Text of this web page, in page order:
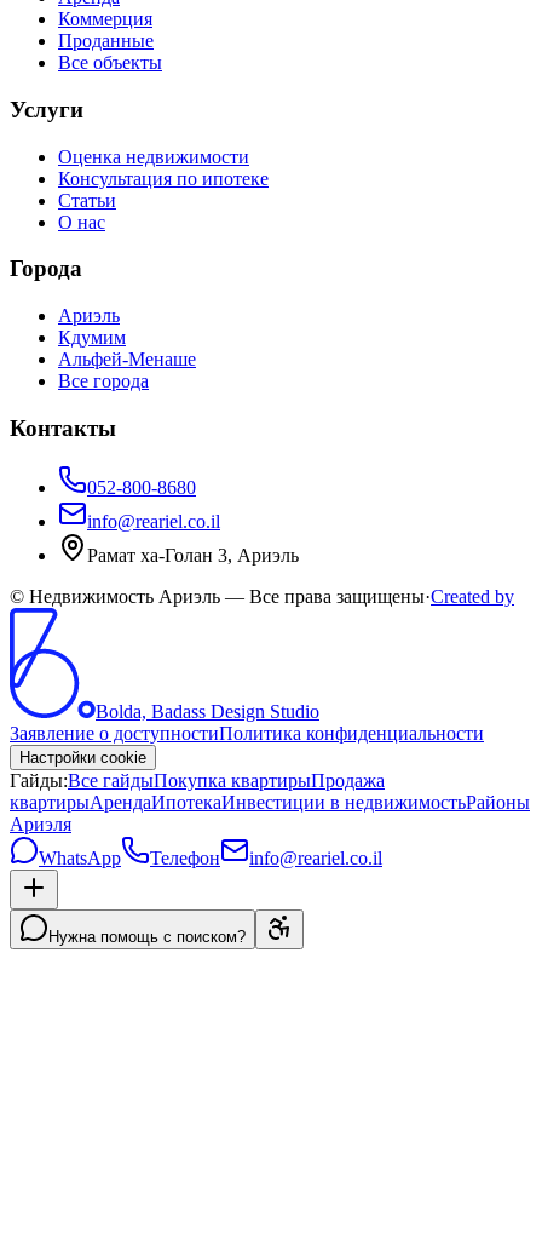
Коммерция
Проданные
Все объекты
Услуги
Оценка недвижимости
Консультация по ипотеке
Статьи
О нас
Города
Ариэль
Кдумим
Альфей-Менаше
Все города
Контакты
052-800-8680
info@reariel.co.il
Рамат ха-Голан 3, Ариэль
© Недвижимость Ариэль — Все права защищены·Created by
Bolda, Badass Design Studio
Заявление о доступностиПолитика конфиденциальности
Настройки cookie
Гайды:Все гайдыПокупка квартирыПродажа
квартирыАрендаИпотекаИнвестиции в недвижимостьРайоны
Ариэля
WhatsApp
Телефон info@reariel.co.il
Нужна помощь с поиском?